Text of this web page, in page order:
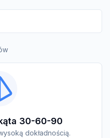
30-60-90
dokładnością.